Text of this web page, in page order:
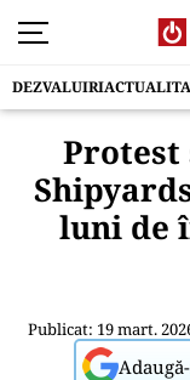
DEZVALUIRI
Protest
luni de
Publicat: 19 mart.